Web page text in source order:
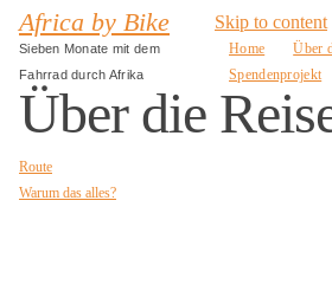
Africa by Bike
Sieben Monate mit dem
Fahrrad durch Afrika
Skip to content
Home Über
Spendenprojekt
Über die
Route
Warum das alles?